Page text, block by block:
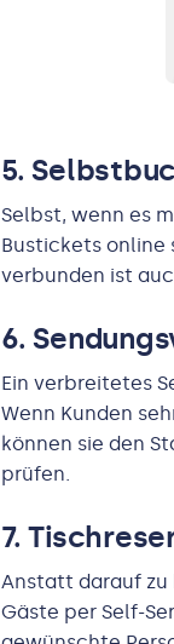
5.
Selbst, wenn es
Bustickets online
verbunden ist
6.
Ein verbreitetes
Wenn Kunden
können sie den
prüfen.
7.
Anstatt darauf zu
Gäste per Self-